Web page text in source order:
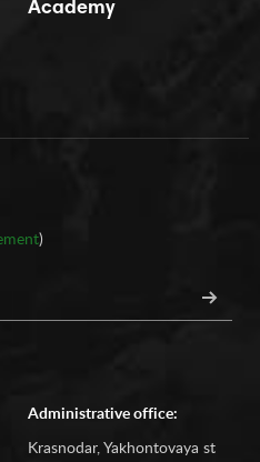
Academy
)
Administrative office:
Krasnodar, Yakhontovaya st